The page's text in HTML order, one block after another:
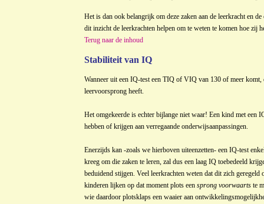
Het is dan ook belangrijk om deze zaken aan de leerkracht en
dit inzicht de leerkrachten helpen om te weten te komen hoe zij
Terug naar de inhoud
Stabiliteit van IQ
Wanneer uit een IQ-test een TIQ of VIQ van 130 of meer komt,
leervoorsprong heeft.
Het omgekeerde is echter bijlange niet waar! Een kind met
hebben of krijgen aan verregaande onderwijsaanpassingen.
Enerzijds kan -zoals we hierboven uiteenzetten- een IQ-test
kreeg om die zaken te leren, zal dus een laag IQ toebedeeld
beduidend stijgen. Veel leerkrachten weten dat dit zich geregeld
kinderen lijken op dat moment plots een sprong voorwaarts te
wie daardoor plotsklaps een waaier aan